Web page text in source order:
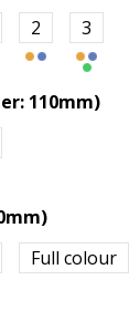
2 3
110mm)
Full colour